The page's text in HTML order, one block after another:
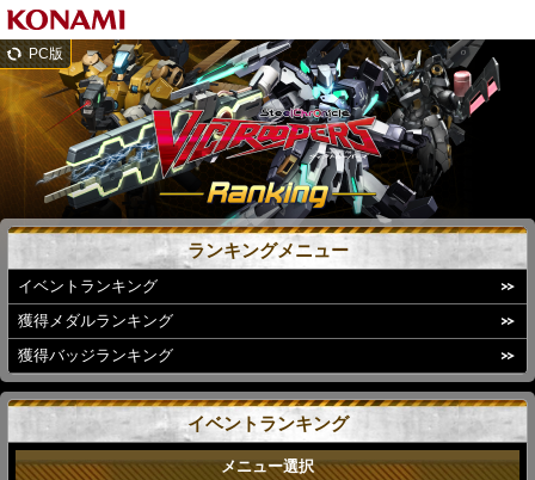
PC版
ランキングメニュー
イベントランキング
獲得メダルランキング
獲得バッジランキング
イベントランキング
メニュー選択